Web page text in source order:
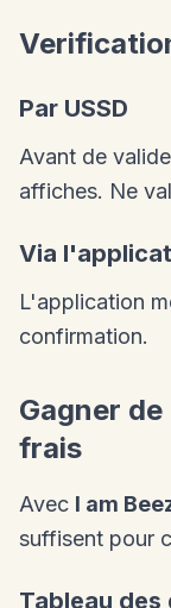
Par USSD
Avant de
affiches. Ne
Via
L'application
confirmation.
Gagner
frais
Avec I am
suffisent pour
Tableau des